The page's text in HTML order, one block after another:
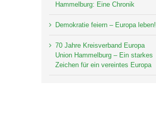
Hammelburg: Eine Chronik
Demokratie feiern – Europa leben!
70 Jahre Kreisverband Europa
Union Hammelburg – Ein starkes
Zeichen für ein vereintes Europa